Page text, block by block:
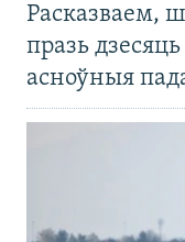
Расказваем,
празь
асноўныя